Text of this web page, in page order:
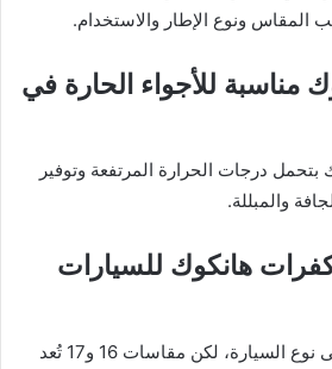
ونوع الإطار والاستخدام.
مناسبة للأجواء الحارة في
بتحمل درجات الحرارة المرتفعة وتوفير
والمبللة.
هانكوك للسيارات
تعتمد أفضلية المقاس على نوع السيارة، لكن مقاسات 16 و17 تُعد